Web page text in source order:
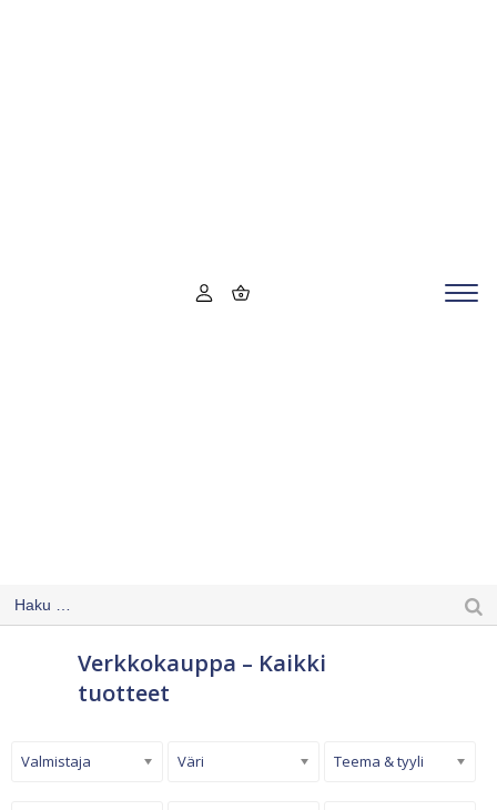
Verkkokauppa – Kaikki
tuotteet
Valmistaja Väri Teema & tyyli